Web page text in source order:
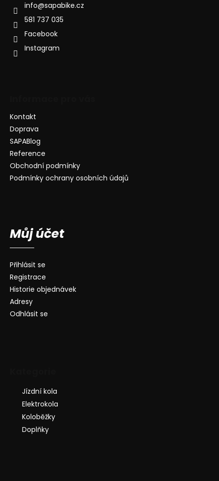
info@sapabike.cz
581 737 035
Facebook
Instagram
Kontakt
Doprava
SAPABlog
Reference
Obchodní podmínky
Podmínky ochrany osobních údajů
Můj účet
Přihlásit se
Registrace
Historie objednávek
Adresy
Odhlásit se
Jízdní kola
Elektrokola
Koloběžky
Doplňky